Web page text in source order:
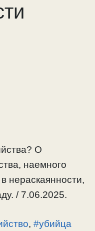
О
наемного
нераскаянности,
/ 7.06.2025.
, #убийца